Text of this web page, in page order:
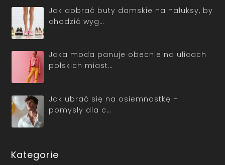
Jak dobrać buty damskie na haluksy, by
chodzić wyg…
Jaka moda panuje obecnie na ulicach
polskich miast…
Jak ubrać się na osiemnastkę –
pomysły dla c…
Kategorie